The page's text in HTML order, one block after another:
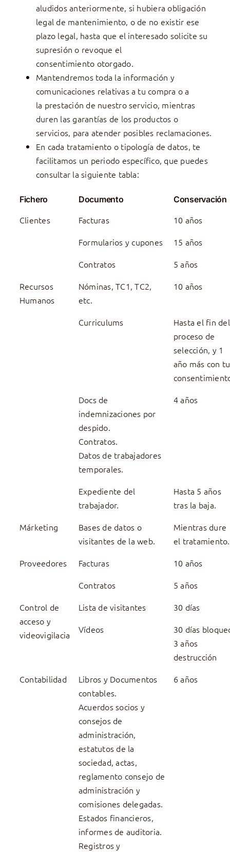
aludidos anteriormente, si hubiera obligación
legal de mantenimiento, o de no existir ese
plazo legal, hasta que el interesado solicite su
supresión o revoque el
consentimiento otorgado.
Mantendremos toda la información y
comunicaciones relativas a tu compra o a
la prestación de nuestro servicio, mientras
duren las garantías de los productos o
servicios, para atender posibles reclamaciones.
En cada tratamiento o tipología de datos, te
facilitamos un periodo específico, que puedes
consultar la siguiente tabla:
Fichero Documento Conservación
Clientes Facturas
10 años
Formularios y cupones
15 años
Contratos
5 años
Recursos
Humanos
Nóminas, TC1, TC2,
etc.
10 años
Curriculums
Hasta el fin del
proceso de
selección, y 1
año más con tu
Docs de
indemnizaciones por
despido.
Contratos.
Datos de trabajadores
temporales.
4 años
Expediente del
trabajador.
Hasta 5 años
tras la baja.
Márketing
Bases de datos o
visitantes de la web.
Mientras dure
el tratamiento.
Proveedores
Facturas
10 años
Contratos
5 años
Control de
acceso y
videovigilacia
Lista de visitantes
30 días
Vídeos
30 días
3 años
destrucción
Contabilidad
Libros y Documentos
contables.
Acuerdos socios y
consejos de
administración,
estatutos de la
sociedad, actas,
reglamento consejo de
administración y
comisiones delegadas.
Estados financieros,
informes de auditoria.
Registros y
6 años